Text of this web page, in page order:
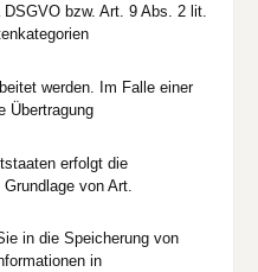
bzw. Art. 9 Abs. 2 lit.
werden. Im Falle einer
Übertragung
erfolgt die
von Art.
in die Speicherung von
in